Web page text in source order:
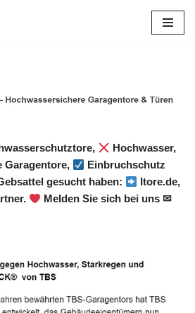
Hochwasser,
Garagentore,
Einbruchschutz
gesucht haben:
Itore.de,
Melden Sie sich bei uns ✉